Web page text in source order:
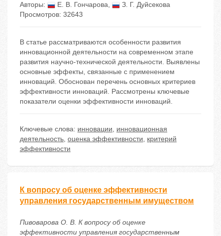
Авторы:
Е. В. Гончарова,
З. Г. Дуйсекова
Просмотров: 32643
В статье рассматриваются особенности развития
инновационной деятельности на современном этапе
развития научно-технической деятельности. Выявлены
основные эффекты, связанные с применением
инноваций. Обоснован перечень основных критериев
эффективности инноваций. Рассмотрены ключевые
показатели оценки эффективности инноваций.
Ключевые слова: инновации, инновационная
деятельность, оценка эффективности, критерий
эффективности
К вопросу об оценке эффективности
управления государственным имуществом
Пивоварова О. В. К вопросу об оценке
эффективности управления государственным